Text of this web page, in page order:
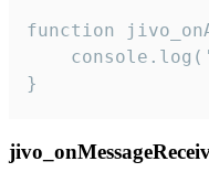
function
}